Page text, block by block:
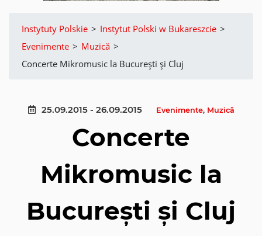
Instytuty Polskie > Instytut Polski w Bukareszcie >
Evenimente > Muzică >
Concerte Mikromusic la București și Cluj
25.09.2015 - 26.09.2015 Evenimente, Muzică
Concerte
Mikromusic la
București și Cluj